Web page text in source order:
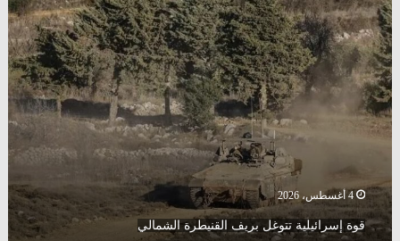
إسرائيلية
تتوغل
بريف
القنيطرة
الشمالي
4 أغسطس، 2026
قوة إسرائيلية تتوغل بريف القنيطرة الشمالي